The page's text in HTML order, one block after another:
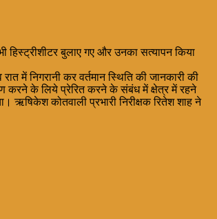
बुलाए गए और उनका सत्यापन किया
में निगरानी कर वर्तमान स्थिति की जानकारी की
करने के लिये प्रेरित करने के संबंध में क्षेत्र में रहने
ऋषिकेश कोतवाली प्रभारी निरीक्षक रितेश शाह ने